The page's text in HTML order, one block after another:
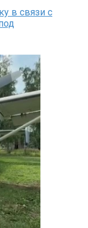
в связи с